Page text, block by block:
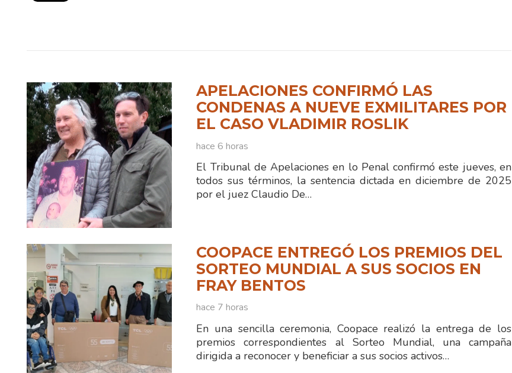
APELACIONES CONFIRMÓ LAS
CONDENAS A NUEVE EXMILITARES POR
EL CASO VLADIMIR ROSLIK
hace 6 horas
El Tribunal de Apelaciones en lo Penal confirmó este jueves, en
todos sus términos, la sentencia dictada en diciembre de 2025
por el juez Claudio De…
COOPACE ENTREGÓ LOS PREMIOS DEL
SORTEO MUNDIAL A SUS SOCIOS EN
FRAY BENTOS
hace 7 horas
En una sencilla ceremonia, Coopace realizó la entrega de los
premios correspondientes al Sorteo Mundial, una campaña
dirigida a reconocer y beneficiar a sus socios activos…